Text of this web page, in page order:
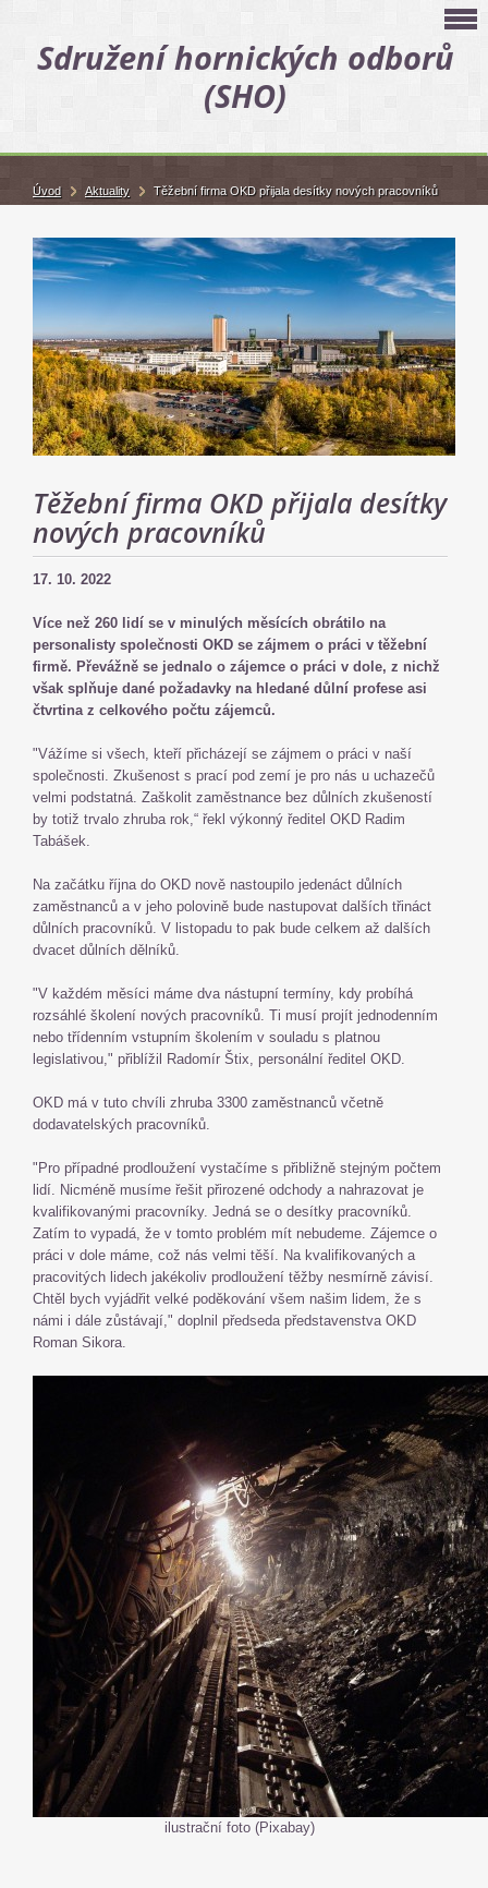
Sdružení hornických odborů
(SHO)
Těžební firma OKD přijala desítky
nových pracovníků
17. 10. 2022
Více než 260 lidí se v minulých měsících obrátilo na
personalisty společnosti OKD se zájmem o práci v těžební
firmě. Převážně se jednalo o zájemce o práci v dole, z nichž
však splňuje dané požadavky na hledané důlní profese asi
čtvrtina z celkového počtu zájemců.
"Vážíme si všech, kteří přicházejí se zájmem o práci v naší
společnosti. Zkušenost s prací pod zemí je pro nás u uchazečů
velmi podstatná. Zaškolit zaměstnance bez důlních zkušeností
by totiž trvalo zhruba rok,“ řekl výkonný ředitel OKD Radim
Tabášek.
Na začátku října do OKD nově nastoupilo jedenáct důlních
zaměstnanců a v jeho polovině bude nastupovat dalších třináct
důlních pracovníků. V listopadu to pak bude celkem až dalších
dvacet důlních dělníků.
"V každém měsíci máme dva nástupní termíny, kdy probíhá
rozsáhlé školení nových pracovníků. Ti musí projít jednodenním
nebo třídenním vstupním školením v souladu s platnou
legislativou," přiblížil Radomír Štix, personální ředitel OKD.
OKD má v tuto chvíli zhruba 3300 zaměstnanců včetně
dodavatelských pracovníků.
"Pro případné prodloužení vystačíme s přibližně stejným počtem
lidí. Nicméně musíme řešit přirozené odchody a nahrazovat je
kvalifikovanými pracovníky. Jedná se o desítky pracovníků.
Zatím to vypadá, že v tomto problém mít nebudeme. Zájemce o
práci v dole máme, což nás velmi těší. Na kvalifikovaných a
pracovitých lidech jakékoliv prodloužení těžby nesmírně závisí.
Chtěl bych vyjádřit velké poděkování všem našim lidem, že s
námi i dále zůstávají," doplnil předseda představenstva OKD
Roman Sikora.
ilustrační foto (Pixabay)
Úvod Aktuality Těžební firma OKD přijala desítky nových pracovníků